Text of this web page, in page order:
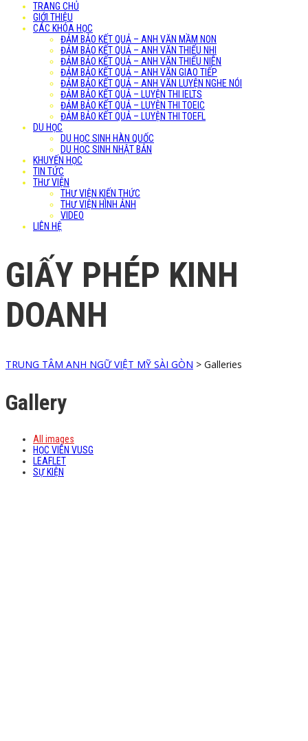
TRANG CHỦ
GIỚI THIỆU
CÁC KHÓA HỌC
ĐẢM BẢO KẾT QUẢ – ANH VĂN MẦM NON
ĐẢM BẢO KẾT QUẢ – ANH VĂN THIẾU NHI
ĐẢM BẢO KẾT QUẢ – ANH VĂN THIẾU NIÊN
ĐẢM BẢO KẾT QUẢ – ANH VĂN GIAO TIẾP
ĐẢM BẢO KẾT QUẢ – ANH VĂN LUYỆN NGHE NÓI
ĐẢM BẢO KẾT QUẢ – LUYỆN THI IELTS
ĐẢM BẢO KẾT QUẢ – LUYỆN THI TOEIC
ĐẢM BẢO KẾT QUẢ – LUYỆN THI TOEFL
DU HỌC
DU HỌC SINH HÀN QUỐC
DU HỌC SINH NHẬT BẢN
KHUYẾN HỌC
TIN TỨC
THƯ VIỆN
THƯ VIỆN KIẾN THỨC
THƯ VIỆN HÌNH ẢNH
VIDEO
LIÊN HỆ
GIẤY PHÉP KINH
DOANH
TRUNG TÂM ANH NGỮ VIỆT MỸ SÀI GÒN > Galleries
Gallery
All images
HỌC VIÊN VUSG
LEAFLET
SỰ KIỆN